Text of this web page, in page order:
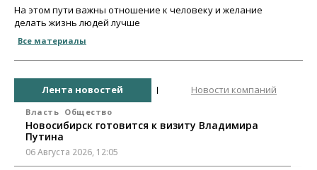
На этом пути важны отношение к человеку и желание
делать жизнь людей лучше
Все материалы
Лента новостей Новости компаний
Власть Общество
Новосибирск готовится к визиту Владимира
Путина
06 Августа 2026, 12:05